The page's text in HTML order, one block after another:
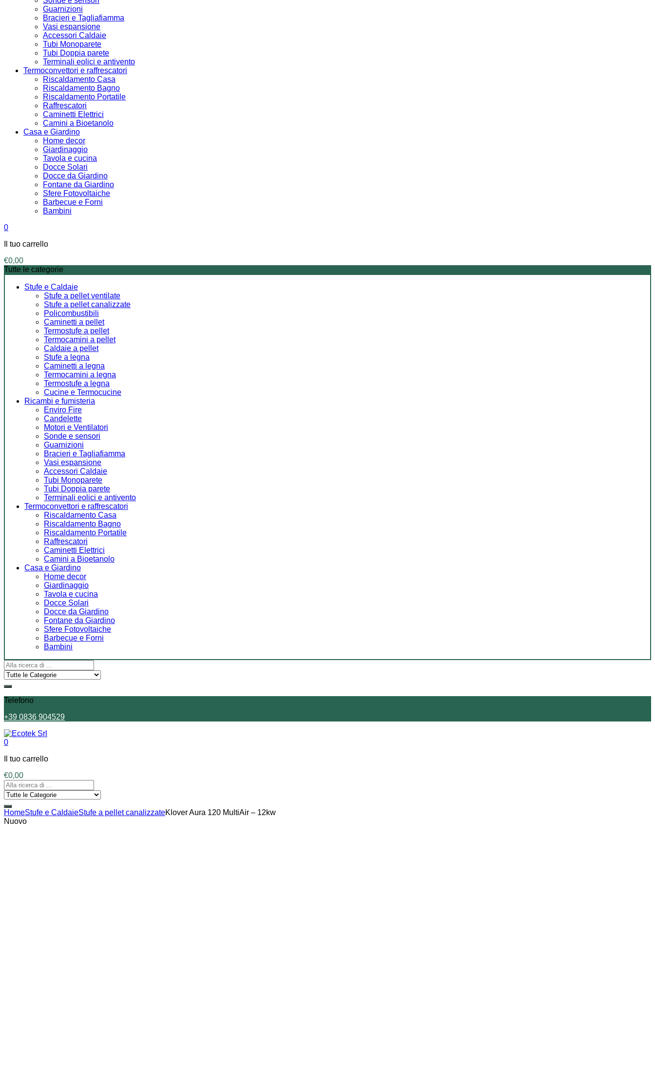
Guarnizioni
Bracieri e Tagliafiamma
Vasi espansione
Accessori Caldaie
Tubi Monoparete
Tubi Doppia parete
Terminali eolici e antivento
Termoconvettori e raffrescatori
Riscaldamento Casa
Riscaldamento Bagno
Riscaldamento Portatile
Raffrescatori
Caminetti Elettrici
Camini a Bioetanolo
Casa e Giardino
Home decor
Giardinaggio
Tavola e cucina
Docce Solari
Docce da Giardino
Fontane da Giardino
Sfere Fotovoltaiche
Barbecue e Forni
Bambini
0
Il tuo carrello
€0,00
Tutte le categorie
Stufe e Caldaie
Stufe a pellet ventilate
Stufe a pellet canalizzate
Policombustibili
Caminetti a pellet
Termostufe a pellet
Termocamini a pellet
Caldaie a pellet
Stufe a legna
Caminetti a legna
Termocamini a legna
Termostufe a legna
Cucine e Termocucine
Ricambi e fumisteria
Enviro Fire
Candelette
Motori e Ventilatori
Sonde e sensori
Guarnizioni
Bracieri e Tagliafiamma
Vasi espansione
Accessori Caldaie
Tubi Monoparete
Tubi Doppia parete
Terminali eolici e antivento
Termoconvettori e raffrescatori
Riscaldamento Casa
Riscaldamento Bagno
Riscaldamento Portatile
Raffrescatori
Caminetti Elettrici
Camini a Bioetanolo
Casa e Giardino
Home decor
Giardinaggio
Tavola e cucina
Docce Solari
Docce da Giardino
Fontane da Giardino
Sfere Fotovoltaiche
Barbecue e Forni
Bambini
Telefono
+39 0836 904529
0
Il tuo carrello
€0,00
HomeStufe e CaldaieStufe a pellet canalizzateKlover Aura 120 MultiAir – 12kw
Nuovo